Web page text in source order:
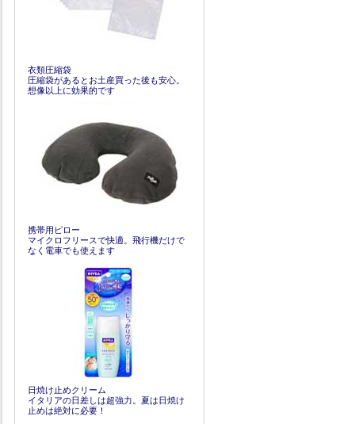
衣類圧縮袋
圧縮袋があるとお土産買った後も安心。
想像以上に効果的です
携帯用ピロー
マイクロフリースで快適。飛行機だけで
なく電車でも使えます
日焼け止めクリーム
イタリアの日差しは超強力。夏は日焼け
止めは絶対に必要！